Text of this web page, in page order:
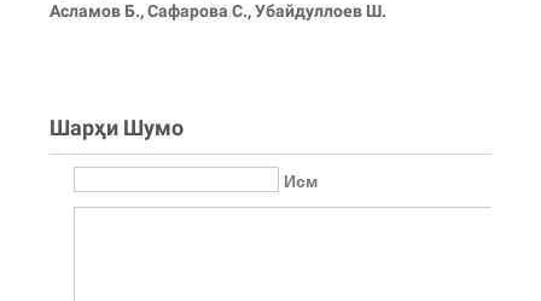
Асламов Б., Сафарова С., Убайдуллоев Ш.
Шарҳи Шумо
Исм